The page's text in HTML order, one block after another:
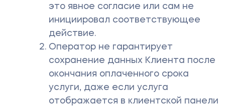
это явное согласие или сам не
инициировал соответствующее
действие.
Оператор не гарантирует
сохранение данных Клиента после
окончания оплаченного срока
услуги, даже если услуга
отображается в клиентской панели